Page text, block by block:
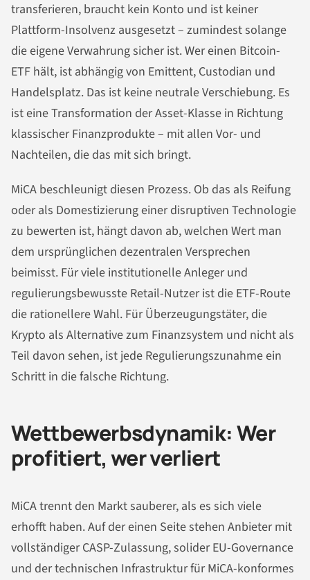
transferieren, braucht kein Konto und ist keiner
Plattform-Insolvenz ausgesetzt – zumindest solange
die eigene Verwahrung sicher ist. Wer einen Bitcoin-
ETF hält, ist abhängig von Emittent, Custodian und
Handelsplatz. Das ist keine neutrale Verschiebung. Es
ist eine Transformation der Asset-Klasse in Richtung
klassischer Finanzprodukte – mit allen Vor- und
Nachteilen, die das mit sich bringt.
MiCA beschleunigt diesen Prozess. Ob das als Reifung
oder als Domestizierung einer disruptiven Technologie
zu bewerten ist, hängt davon ab, welchen Wert man
dem ursprünglichen dezentralen Versprechen
beimisst. Für viele institutionelle Anleger und
regulierungsbewusste Retail-Nutzer ist die ETF-Route
die rationellere Wahl. Für Überzeugungstäter, die
Krypto als Alternative zum Finanzsystem und nicht als
Teil davon sehen, ist jede Regulierungszunahme ein
Schritt in die falsche Richtung.
Wettbewerbsdynamik: Wer
profitiert, wer verliert
MiCA trennt den Markt sauberer, als es sich viele
erhofft haben. Auf der einen Seite stehen Anbieter mit
vollständiger CASP-Zulassung, solider EU-Governance
und der technischen Infrastruktur für MiCA-konformes